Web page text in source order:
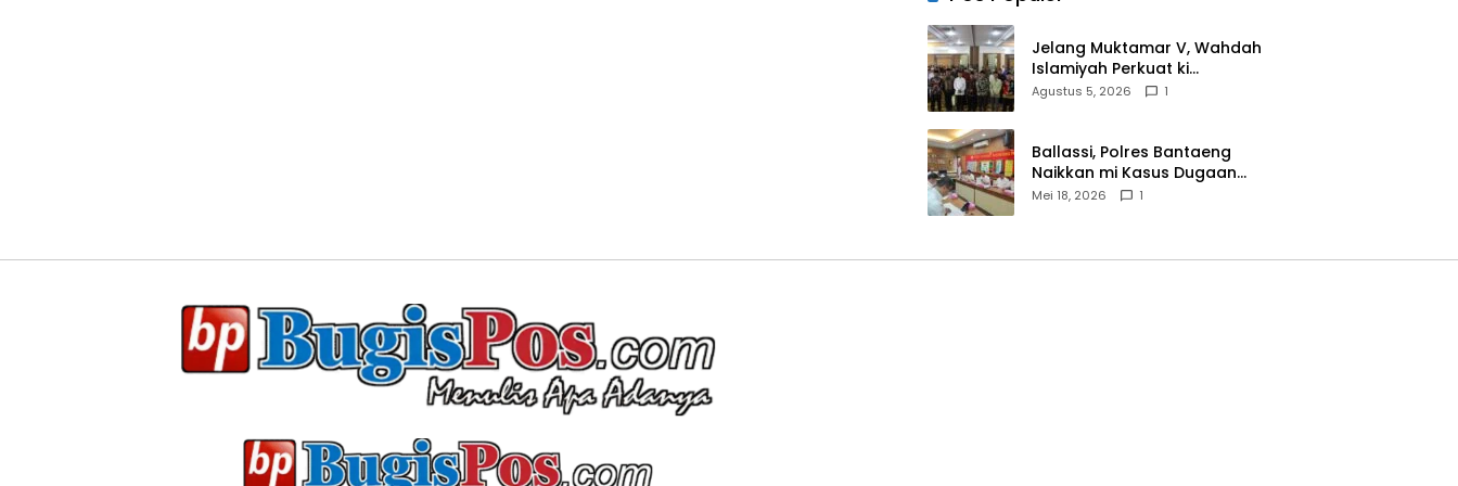
Jelang Muktamar V, Wahdah
Islamiyah Perkuat ki
Wasathiyah dan Kebangsaan
Agustus 5, 2026 1
Ballassi, Polres Bantaeng
Naikkan mi Kasus Dugaan
Korupsi PDAM ke Penyidikan
Mei 18, 2026 1